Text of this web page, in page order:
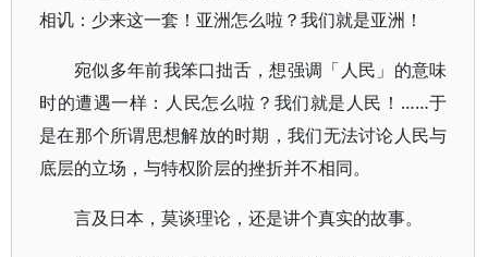
相讥：少来这一套！亚洲怎么啦？我们就是亚洲！
宛似多年前我笨口拙舌，想强调「人民」的意味
时的遭遇一样：人民怎么啦？我们就是人民！……于
是在那个所谓思想解放的时期，我们无法讨论人民与
底层的立场，与特权阶层的挫折并不相同。
言及日本，莫谈理论，还是讲个真实的故事。